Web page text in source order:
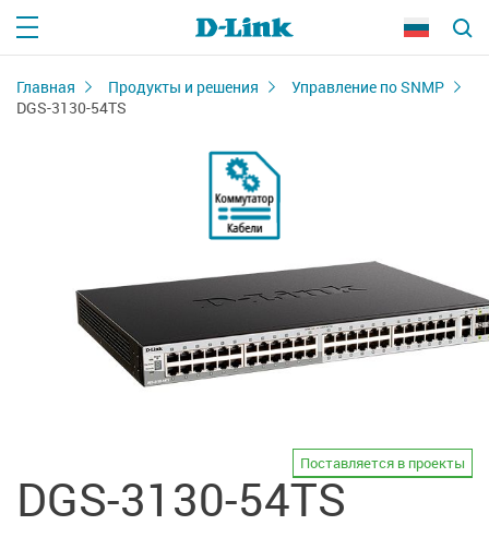
Главная Продукты и решения
Управление по SNMP
DGS-3130-54TS
DGS-3130-54TS
Поставляется в проекты